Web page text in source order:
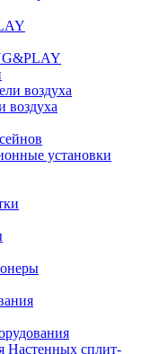
воздуха
воздуха
установки
Настенных сплит-